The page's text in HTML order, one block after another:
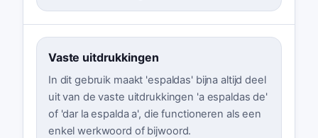
Vaste uitdrukkingen
In dit gebruik maakt 'espaldas' bijna altijd deel
uit van de vaste uitdrukkingen 'a espaldas de'
of 'dar la espalda a', die functioneren als een
enkel werkwoord of bijwoord.